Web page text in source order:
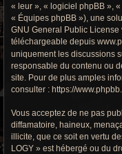
« leur », « logiciel phpBB »,
« Équipes phpBB »), une
GNU General Public License
téléchargeable depuis
uniquement les discussions
responsable du contenu ou
site. Pour de plus amples
consulter : https://
Vous acceptez de ne pas
diffamatoire, haineux,
illicite, que ce soit en vertu
LOGY » est hébergé ou du